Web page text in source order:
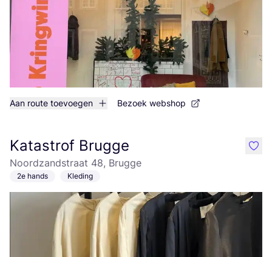
Aan route toevoegen Bezoek webshop
Katastrof Brugge
Noordzandstraat 48, Brugge
2e hands Kleding
like